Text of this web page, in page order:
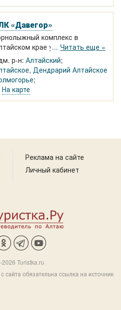
«Давегор»
комплекс в
крае у села
4 горнолыжные
(6 км), прокат лыж и
бугельный подъемник,
склон для
лыжников, работает
Читать еще »
р-н: Алтайский
, Дендрарий Алтайское
На карте
Реклама на сайте
Личный кабинет
Turistka.ru
сайта обязательна ссылка на источник